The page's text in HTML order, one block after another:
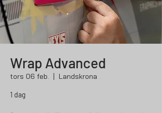
Wrap Advanced
tors 06 feb.
  |
Landskrona
1 dag